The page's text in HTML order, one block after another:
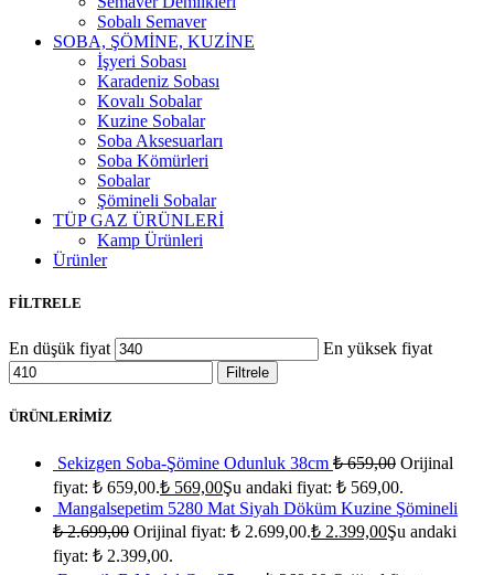
Sobalı Semaver
SOBA, ŞÖMİNE, KUZİNE
İşyeri Sobası
Karadeniz Sobası
Kovalı Sobalar
Kuzine Sobalar
Soba Aksesuarları
Soba Kömürleri
Sobalar
Şömineli Sobalar
TÜP GAZ ÜRÜNLERİ
Kamp Ürünleri
Ürünler
FİLTRELE
En düşük fiyat En yüksek fiyat
Filtrele
ÜRÜNLERİMİZ
Sekizgen Soba-Şömine Odunluk 38cm ₺659,00 Orijinal
fiyat: ₺ 659,00.₺ 569,00Şu andaki fiyat: ₺ 569,00.
Mangalsepetim 5280 Mat Siyah Döküm Kuzine Şömineli
₺2.699,00 Orijinal fiyat: ₺ 2.699,00.₺ 2.399,00Şu andaki
fiyat: ₺ 2.399,00.